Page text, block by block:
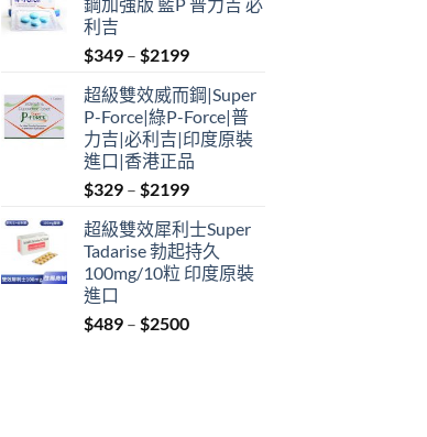
利吉
$349 – $2199Price
$349
through
$2199
超級雙效威而鋼|Super
P-Force|綠P-Force|普
力吉|必利吉|印度原裝
進口|香港正品
$329 – $2199Price
$329
through
$2199
超級雙效犀利士Super
Tadarise 勃起持久
100mg/10粒 印度原裝
進口
$489 – $2500Price